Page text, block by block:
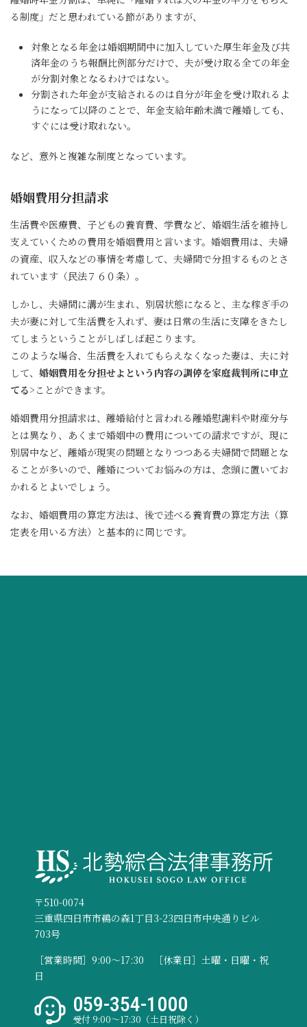
る制度」だと思われている節がありますが、
対象となる年金は婚姻期間中に加入していた厚生年金及び共
済年金のうち報酬比例部分だけで、夫が受け取る全ての年金
が分割対象となるわけではない。
分割された年金が支給されるのは自分が年金を受け取れるよ
うになって以降のことで、年金支給年齢未満で離婚しても、
すぐには受け取れない。
など、意外と複雑な制度となっています。
婚姻費用分担請求
生活費や医療費、子どもの養育費、学費など、婚姻生活を維持し
支えていくための費用を婚姻費用と言います。婚姻費用は、夫婦
の資産、収入などの事情を考慮して、夫婦間で分担するものとさ
れています（民法７６０条）。
しかし、夫婦間に溝が生まれ、別居状態になると、主な稼ぎ手の
夫が妻に対して生活費を入れず、妻は日常の生活に支障をきたし
てしまうということがしばしば起こります。
このような場合、生活費を入れてもらえなくなった妻は、夫に対
して、 婚姻費用を分担せよという内容の調停を家庭裁判所に申立
てる>ことができます。
婚姻費用分担請求は、離婚給付と言われる離婚慰謝料や財産分与
とは異なり、あくまで婚姻中の費用についての請求ですが、現に
別居中など、離婚が現実の問題となりつつある夫婦間で問題とな
ることが多いので、離婚についてお悩みの方は、念頭に置いてお
かれるとよいでしょう。
なお、婚姻費用の算定方法は、後で述べる養育費の算定方法（算
定表を用いる方法）と基本的に同じです。
〒510-0074
三重県四日市市鵜の森1丁目3-23四日市中央通りビル
703号
［営業時間］9:00～17:30 ［休業日］土曜・日曜・祝
日
059-354-1000
受付 9:00〜17:30（土日祝除く）